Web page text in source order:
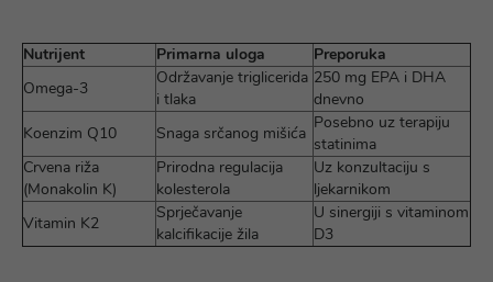
Nutrijent Primarna uloga
Preporuka
Omega-3
Održavanje triglicerida
i tlaka
250 mg EPA i DHA
dnevno
Koenzim Q10
Snaga srčanog mišića
Posebno uz terapiju
statinima
Crvena riža
(Monakolin K)
Prirodna regulacija
kolesterola
Uz konzultaciju s
ljekarnikom
Vitamin K2
Sprječavanje
kalcifikacije žila
U sinergiji s vitaminom
D3